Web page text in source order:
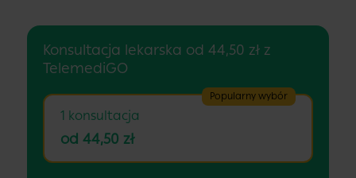
Konsultacja lekarska od 44,50 zł z
TelemediGO
Popularny wybór
1 konsultacja
od 44,50 zł